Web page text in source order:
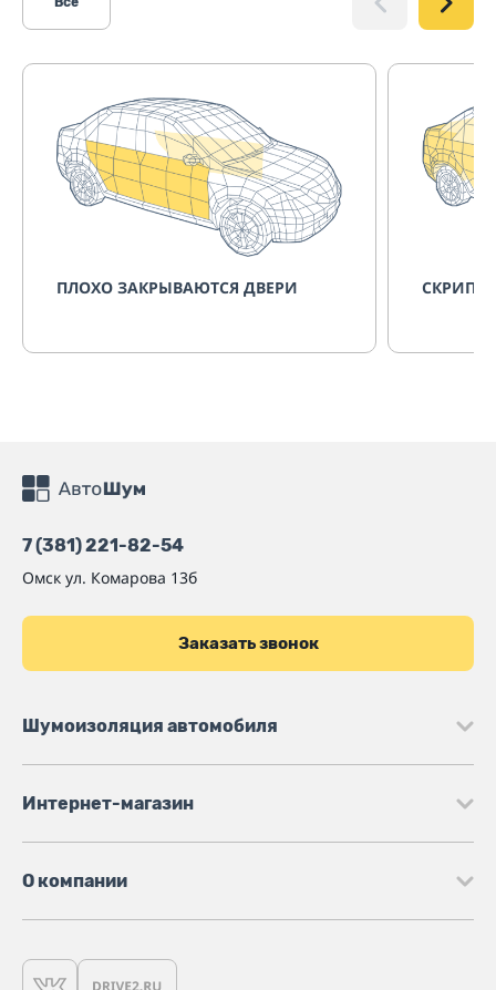
ПЛОХО ЗАКРЫВАЮТСЯ ДВЕРИ
7 (381) 221-82-54
Омск ул. Комарова 13б
Заказать звонок
Шумоизоляция автомобиля
Интернет-магазин
О компании